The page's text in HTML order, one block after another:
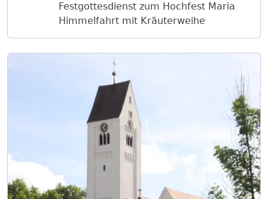
Festgottesdienst zum Hochfest Maria
Himmelfahrt mit Kräuterweihe